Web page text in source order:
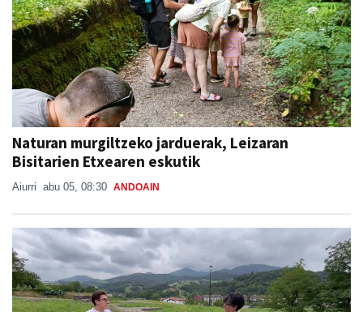
Naturan murgiltzeko jarduerak, Leizaran
Bisitarien Etxearen eskutik
Aiurri abu 05, 08:30 ANDOAIN